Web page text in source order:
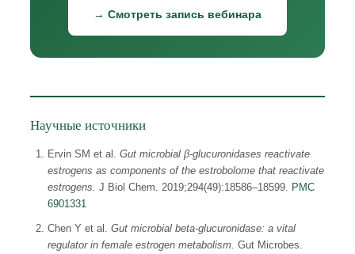
→ Смотреть запись вебинара
Научные источники
Ervin SM et al. Gut microbial β-glucuronidases reactivate
estrogens as components of the estrobolome that reactivate
estrogens. J Biol Chem. 2019;294(49):18586–18599. PMC
6901331
Chen Y et al. Gut microbial beta-glucuronidase: a vital
regulator in female estrogen metabolism. Gut Microbes.